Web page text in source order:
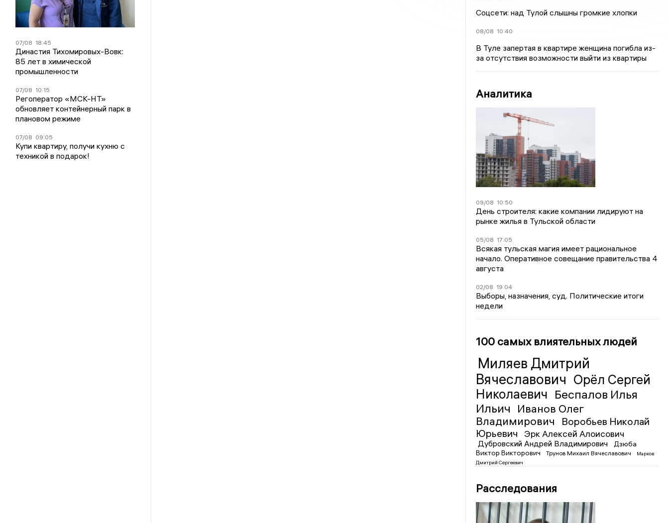
07/08 18:45
Династия Тихомировых-Вовк:
85 лет в химической
промышленности
07/08 10:15
Регоператор «МСК-НТ»
обновляет контейнерный парк в
плановом режиме
07/08 09:05
Купи квартиру, получи кухню с
техникой в подарок!
Соцсети: над Тулой слышны громкие хлопки
08/08 10:40
В Туле запертая в квартире женщина погибла из-
за отсутствия возможности выйти из квартиры
Аналитика
09/08 10:50
День строителя: какие компании лидируют на
рынке жилья в Тульской области
05/08 17:05
Всякая тульская магия имеет рациональное
начало. Оперативное совещание правительства 4
августа
02/08 19:04
Выборы, назначения, суд. Политические итоги
недели
100 самых влиятельных людей
Миляев Дмитрий
Вячеславович Орёл Сергей
Николаевич Беспалов Илья
Ильич
Иванов Олег
Владимирович
Воробьев Николай
Юрьевич
Эрк Алексей Алоисович
Дубровский Андрей Владимирович
Дзюба
Виктор Викторович
Трунов Михаил Вячеславович
Марков
Дмитрий Сергеевич
Расследования